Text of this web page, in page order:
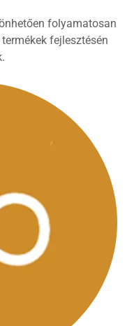
folyamatosan
fejlesztésén